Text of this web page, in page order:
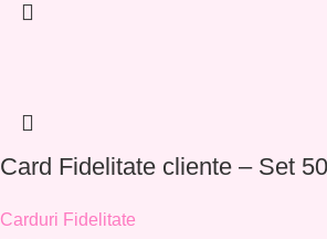
Card Fidelitate cliente – Set
Carduri Fidelitate